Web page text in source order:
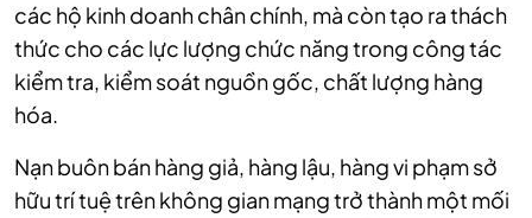
các hộ kinh doanh chân chính, mà còn tạo ra thách
thức cho các lực lượng chức năng trong công tác
kiểm tra, kiểm soát nguồn gốc, chất lượng hàng
hóa.
Nạn buôn bán hàng giả, hàng lậu, hàng vi phạm sở
hữu trí tuệ trên không gian mạng trở thành một mối